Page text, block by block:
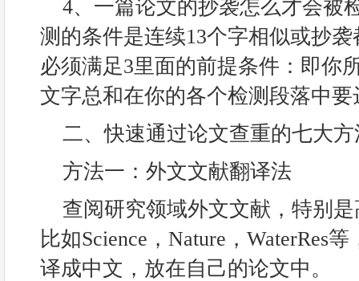
4、一篇论文的抄袭怎么才会被
测的条件是连续13个字相似或抄
必须满足3里面的前提条件：即你
文字总和在你的各个检测段落中要
二、快速通过论文查重的七大方
方法一：外文文献翻译法
查阅研究领域外文文献，特别
比如Science，Nature，WaterRes
译成中文，放在自己的论文中。